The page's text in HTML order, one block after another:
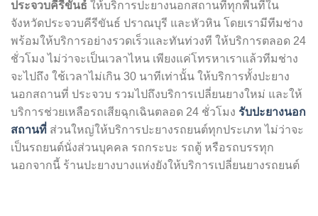
ประจวบคีรีขันธ์ ให้บริการปะยางนอกสถานที่ทุกพื้นที่ใน
จังหวัดประจวบคีรีขันธ์ ปราณบุรี และหัวหิน โดยเรามีทีมช่าง
พร้อมให้บริการอย่างรวดเร็วและทันท่วงที ให้บริการตลอด 24
ชั่วโมง ไม่ว่าจะเป็นเวลาไหน เพียงแค่โทรหาเราแล้วทีมช่าง
จะไปถึง ใช้เวลาไม่เกิน 30 นาทีเท่านั้น ให้บริการทั้งปะยาง
นอกสถานที่ ประจวบ รวมไปถึงบริการเปลี่ยนยางใหม่ และให้
บริการช่วยเหลือรถเสียฉุกเฉินตลอด 24 ชั่วโมง รับปะยางนอก
สถานที่ ส่วนใหญ่ให้บริการปะยางรถยนต์ทุกประเภท ไม่ว่าจะ
เป็นรถยนต์นั่งส่วนบุคคล รถกระบะ รถตู้ หรือรถบรรทุก
นอกจากนี้ ร้านปะยางบางแห่งยังให้บริการเปลี่ยนยางรถยนต์